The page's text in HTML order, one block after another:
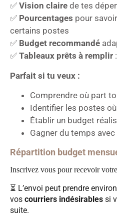
✅ Vision claire de tes
✅ Pourcentages pour
certains postes
✅ Budget recommandé
✅ Tableaux prêts à remplir
Parfait si tu veux :
Comprendre où part
Identifier les postes
Établir un budget
Gagner du temps
Répartition budget
Inscrivez vous pour recevoir
⏳ L’envoi peut prendre
vos courriers indésirables si
suite.